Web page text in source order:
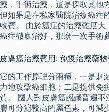
療，手術治療，還是採取其他
但如果是在私家醫院治療癌症
收費。 由於癌症的治療難度
癌症徹底治好，那麼一次手術
皮膚癌治療費用: 免疫治療藥
它的工作原理分兩種，一是刺
力地攻擊癌細胞；二是提供免
質。 國人對皮膚癌認識普遍
膚可分泌較高的黑色素，可減